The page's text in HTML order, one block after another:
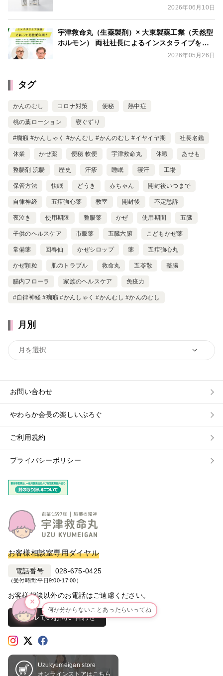
2026年06月10日
宇津救命丸（生薬製剤）× 大東製薬工業（天然型
ホルモン） 両社社長によるインスタライブを開
2026年05月26日
タグ
かんのむし コロナ対策 便秘 熱中症
桃の葉ローション 寝ぐずり
#癇癪 #かんしゃく #かんむし #かんのむし #イヤイヤ期 社長名鑑
休業 かぜ薬 便秘 軟便 宇津救命丸 休暇 あせも
整腸剤 浣腸 歴史 汗疹 睡眠 寝汗 工場
保管方法 快眠 どうき 赤ちゃん 開封後いつまで
自律神経 五疳強心薬 教室 開封後 不定愁訴
夜泣き 使用期限 整腸薬 かぜ 使用期間 五臓
子供のヘルスケア 市販薬 五臓六腑 こどもかぜ薬
常備薬 回春仙 かぜシロップ 薬 五疳強心丸
かぜ顆粒 肌のトラブル 救命丸 五苓散 整腸
腸内フローラ 家族のヘルスケア 免疫力
#自律神経 #癇癪 #かんしゃく #かんむし #かんのむし
月別
お客様相談室専用ダイヤル
電話番号 028-675-0425
（受付時間:平日9:00-17:00）
お客様相談以外のお電話はご遠慮ください。
Uzukyumeigan store
オンラインストアはこちら
メールでのお問い合わせ
お問い合わせ
やわらか会長の楽しいぶろぐ
ご利用規約
プライバシーポリシー
×
何か分からないことあったらいってね